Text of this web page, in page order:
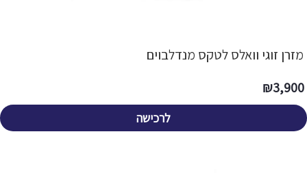
מזרן זוגי וואלס לטקס מנדלבוים
3,900
₪
לרכישה